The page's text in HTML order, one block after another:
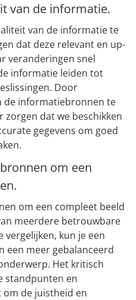
van de informatie.
van de informatie te
dat deze relevant en up-
veranderingen snel
informatie leiden tot
Door
de informatiebronnen te
dat we beschikken
gegevens om goed
om een
om een compleet beeld
meerdere betrouwbare
kun je een
een meer gebalanceerd
Het kritisch
standpunten en
om de juistheid en